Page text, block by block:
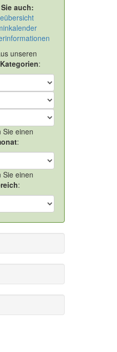
Höllental & Reintal
auch:
unseren
Kategorien:
Sie einen
:
Sie einen
: